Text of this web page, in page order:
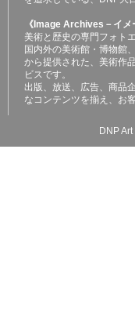
《Image Archives－イ
美術と歴史の専門フォト
国内外の美術館・博物館
から提供された、美術作
ビスです。
出版、放送、広告、商品
なコンテンツを揃え、お
DNP